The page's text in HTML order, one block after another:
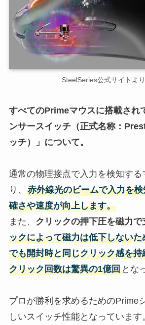
SteelSeries公式サイトよ
すべてのPrimeマウスに搭載され
ンサースイッチ（正式名称：
ッチ）」について。
通常の物理接点で入力を検知する
り、 赤外線光のビームで入力を
確さや速度が向上します。
また、 クリックの押下圧を磁力で
ックによって磁力は低下しない
でも開封時と同じクリック感を
クリック回数は驚異の1億回とな
プロが勝利を求めるためのPrime
しいスイッチ性能となっています